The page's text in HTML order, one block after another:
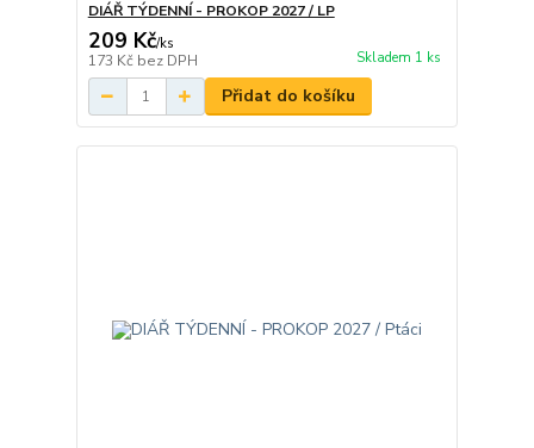
DIÁŘ TÝDENNÍ - PROKOP 2027 / LP
209 Kč/ks
173 Kč bez DPH Skladem 1 ks
Přidat do košíku